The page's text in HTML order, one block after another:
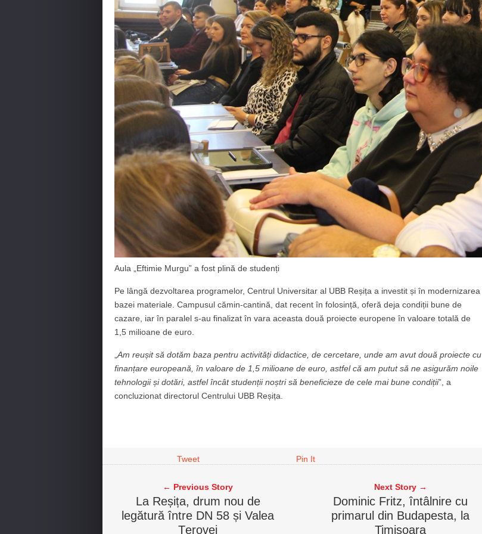
Aula „Eftimie Murgu” a fost plină de studenți
Pe lângă dezvoltarea programelor, Centrul Universitar al UBB Reșița a investit și în modernizarea
bazei materiale. Campusul cămin-cantină, dat recent în folosință, oferă deja condiții bune de
cazare, iar în paralel s-au finalizat în vara aceasta două proiecte europene în valoare totală de
1,5 milioane de euro.
„Am reușit să dotăm baza pentru activități didactice, de cercetare, unde am avut două proiecte cu
finanțare europeană, în valoare de 1,5 milioane de euro, astfel că am putut să ne asigurăm noile
tehnologii și dotări, astfel încât studenții noștri să beneficieze de cele mai bune condiții”, a
concluzionat directorul Centrului UBB Reșița.
Tweet Pin It
← Previous Story
La Reșița, drum nou de
legătură între DN 58 și Valea
Țerovei
Next Story →
Dominic Fritz, întâlnire cu
primarul din Budapesta, la
Timișoara